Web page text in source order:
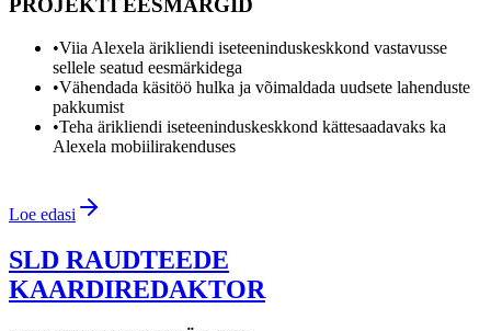
PROJEKTI EESMÄRGID
•Viia Alexela ärikliendi iseteeninduskeskkond vastavusse
sellele seatud eesmärkidega
•Vähendada käsitöö hulka ja võimaldada uudsete lahenduste
pakkumist
•Teha ärikliendi iseteeninduskeskkond kättesaadavaks ka
Alexela mobiilirakenduses
Loe edasi
SLD RAUDTEEDE
KAARDIREDAKTOR